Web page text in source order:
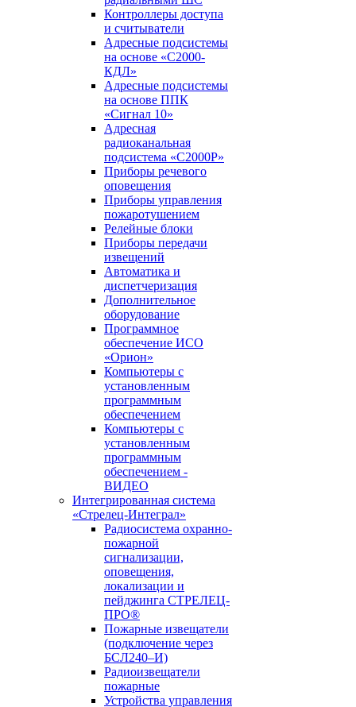
Контроллеры доступа
и считыватели
Адресные подсистемы
на основе «С2000-
КДЛ»
Адресные подсистемы
на основе ППК
«Сигнал 10»
Адресная
радиоканальная
подсистема «С2000Р»
Приборы речевого
оповещения
Приборы управления
пожаротушением
Релейные блоки
Приборы передачи
извещений
Автоматика и
диспетчеризация
Дополнительное
оборудование
Программное
обеспечение ИСО
«Орион»
Компьютеры с
установленным
программным
обеспечением
Компьютеры с
установленным
программным
обеспечением -
ВИДЕО
Интегрированная система
«Стрелец-Интеграл»
Радиосистема охранно-
пожарной
сигнализации,
оповещения,
локализации и
пейджинга СТРЕЛЕЦ-
ПРО®
Пожарные извещатели
(подключение через
БСЛ240–И)
Радиоизвещатели
пожарные
Устройства управления